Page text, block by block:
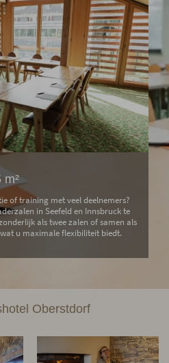
of training met veel deelnemers?
in Seefeld en Innsbruck te
als twee zalen of samen als
u maximale flexibiliteit biedt.
Oberstdorf